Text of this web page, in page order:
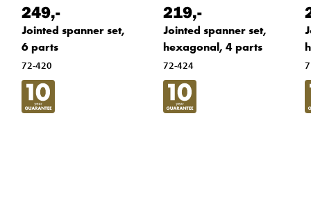
249,-
Jointed spanner set,
6 parts
72-420
219,-
Jointed spanner set,
hexagonal, 4 parts
72-424